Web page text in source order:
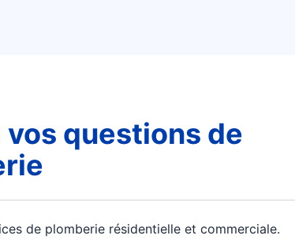
vos questions de
de plomberie résidentielle et commerciale.